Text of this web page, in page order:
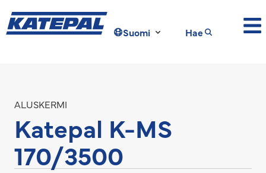
Suomi Hae
ALUSKERMI
Katepal K-MS
170/3500